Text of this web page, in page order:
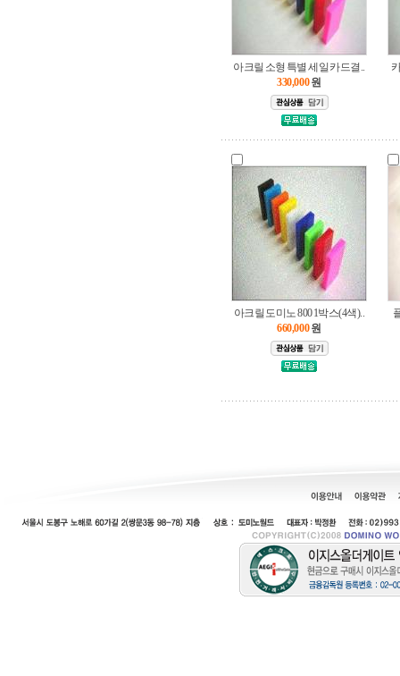
아크릴 소형 특별 세일 카드결..
330,000 원
아크릴 도미노 800 1박스(4색)..
660,000 원